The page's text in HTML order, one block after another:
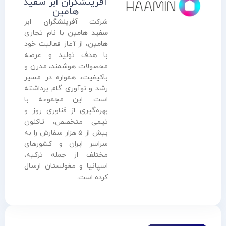
هامین
شرکتآفرینشگران ابر
سفید هامین با نام تجاری
هامین، از آغاز فعالیت خود
با هدف تولید و عرضه
محصولات هوشمند، مدرن و
باکیفیت، همواره در مسیر
رشد و نوآوری گام برداشته
است. این مجموعه با
بهره‌گیری از فناوری روز و
تیمی متخصص، تاکنون
بیش از ۵ هزار سفارش را به
سراسر ایران و کشورهای
مختلف از جمله ترکیه،
اسپانیا و مغولستان ارسال
کرده است.